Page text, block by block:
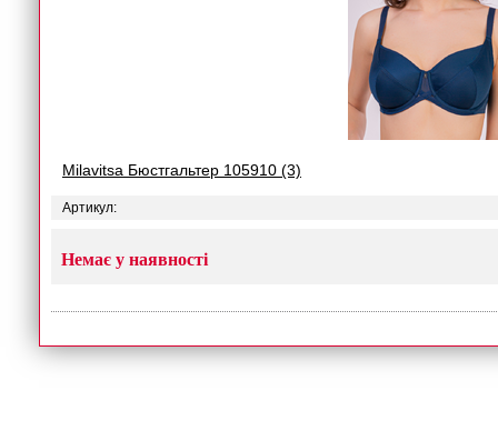
Milavitsa Бюстгальтер 105910 (3)
Артикул:
Немає у наявності